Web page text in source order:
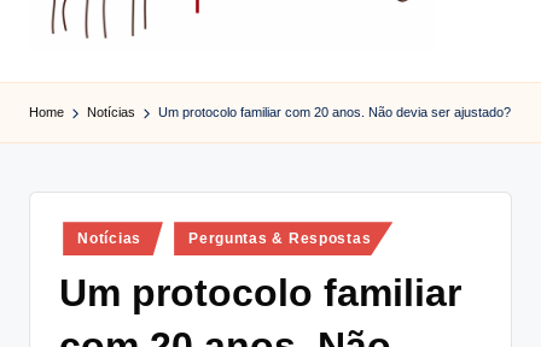
f
c
o
Home Notícias Um protocolo familiar com 20 anos. Não devia ser ajustado?
Posted
in
Notícias Perguntas & Respostas
Um protocolo familiar